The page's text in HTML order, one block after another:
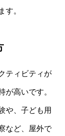
す。
ティビティが
が高いです。
や、子ども用
など、屋外で